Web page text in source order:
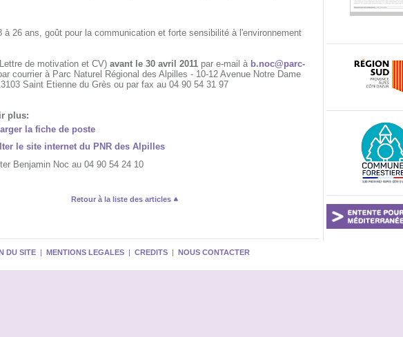
à 26 ans, goût pour la communication et forte sensibilité à l'environnement
de motivation et CV) avant le 30 avril 2011par e-mail à b.noc@parc-
courrier à Parc Naturel Régional des Alpilles - 10-12 Avenue Notre Dame
Saint Etienne du Grès ou par fax au 04 90 54 31 97
plus:
la fiche de poste
le site internet du PNR des Alpilles
Benjamin Noc au 04 90 54 24 10
Retour à la liste des articles
DU SITE | MENTIONS LEGALES | CREDITS | NOUS CONTACTER